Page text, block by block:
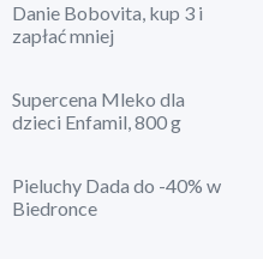
Danie Bobovita, kup 3 i
zapłać mniej
Supercena Mleko dla
dzieci Enfamil, 800 g
Pieluchy Dada do -40% w
Biedronce